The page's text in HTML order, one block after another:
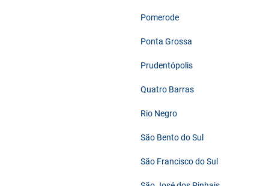
Pomerode
Ponta Grossa
Prudentópolis
Quatro Barras
Rio Negro
São Bento do Sul
São Francisco do Sul